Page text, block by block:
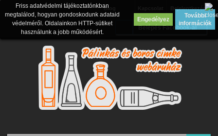
Bejelentkezés
Blog
Belépés Facebook-al
Friss adatvédelmi tájékoztatónkban
megtalálod, hogyan gondoskodunk adataid
védelméről. Oldalainkon HTTP-sütiket
használunk a jobb működésért.
Engedélyez
További
információk